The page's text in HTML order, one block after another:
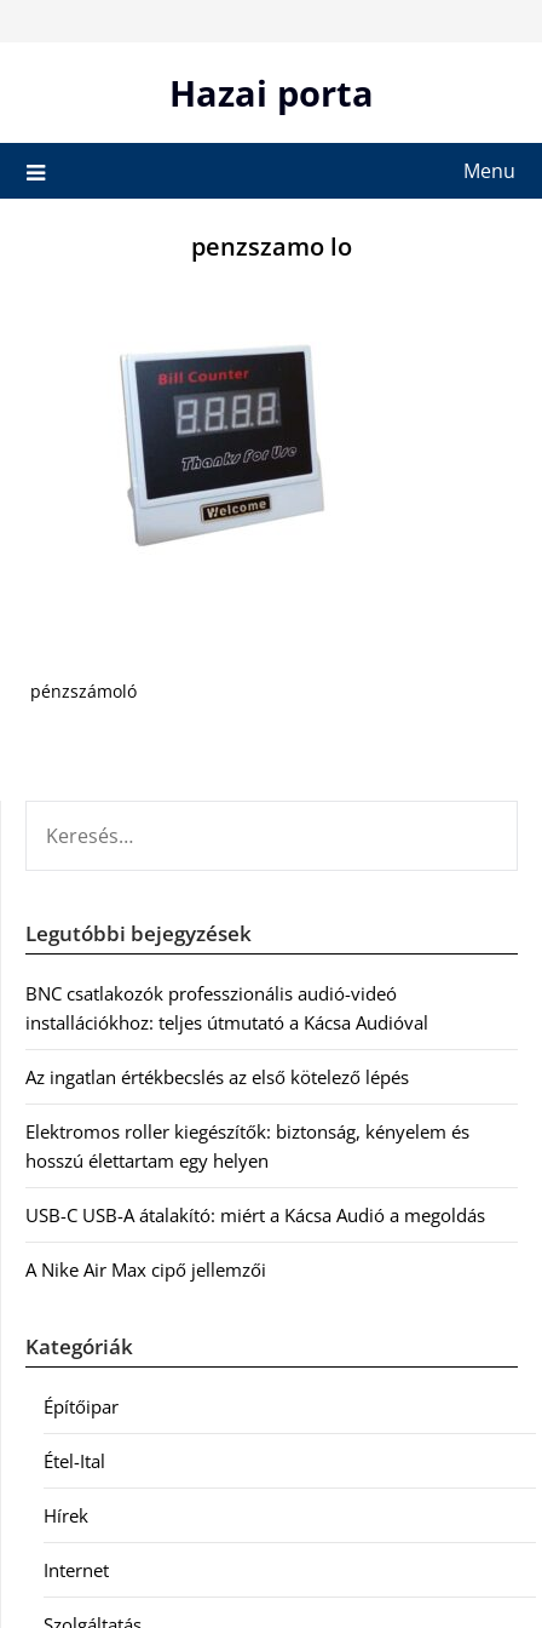
Hazai porta
Menu
penzszamo lo
pénzszámoló
Legutóbbi bejegyzések
BNC csatlakozók professzionális audió-videó
installációkhoz: teljes útmutató a Kácsa Audióval
Az ingatlan értékbecslés az első kötelező lépés
Elektromos roller kiegészítők: biztonság, kényelem és
hosszú élettartam egy helyen
USB-C USB-A átalakító: miért a Kácsa Audió a megoldás
A Nike Air Max cipő jellemzői
Kategóriák
Építőipar
Étel-Ital
Hírek
Internet